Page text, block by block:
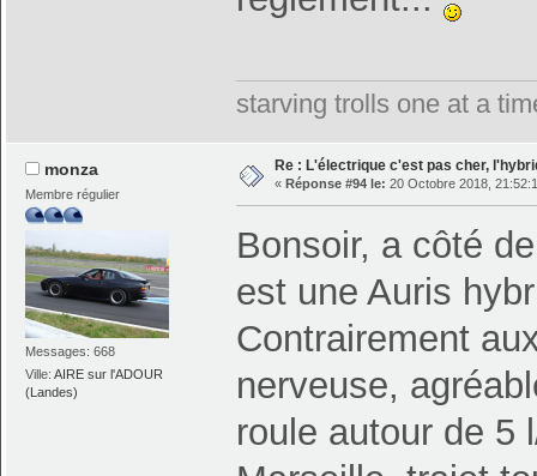
starving trolls one at a
monza
Membre régulier
Messages: 668
Ville:AIRE sur l'ADOUR
(Landes)
Re : L'électrique c'est pas cher,
« Réponse #94 le: 20 Octobre 2018,
Bonsoir, a côté
est une Auris
Contrairement
nerveuse,
roule autour de 5